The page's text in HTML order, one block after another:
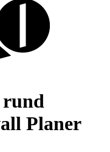
rund
Planer